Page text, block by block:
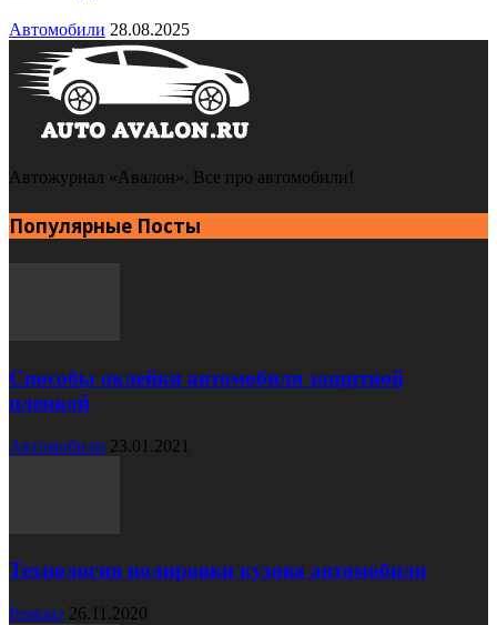
Автомобили 28.08.2025
Автожурнал «Авалон». Все про автомобили!
Популярные Посты
Способы оклейки автомобиля защитной
пленкой
Автомобили 23.01.2021
Технология полировки кузова автомобиля
Ремонт 26.11.2020